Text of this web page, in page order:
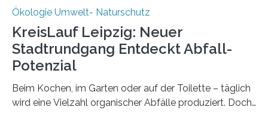
Ökologie Umwelt- Naturschutz
KreisLauf Leipzig: Neuer
Stadtrundgang Entdeckt Abfall-
Potenzial
Beim Kochen, im Garten oder auf der Toilette – täglich
wird eine Vielzahl organischer Abfälle produziert. Doch